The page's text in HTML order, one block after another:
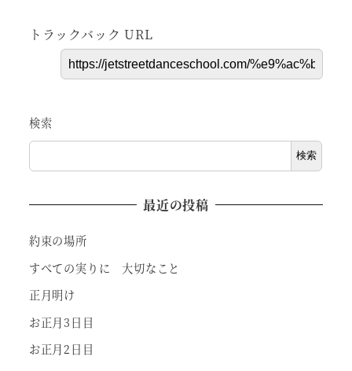
トラックバック URL
検索
検索
最近の投稿
約束の場所
すべての実りに 大切なこと
正月明け
お正月3日目
お正月2日目